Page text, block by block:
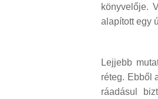
könyvelője.
alapított egy
Lejjebb
réteg. Ebből
ráadásul